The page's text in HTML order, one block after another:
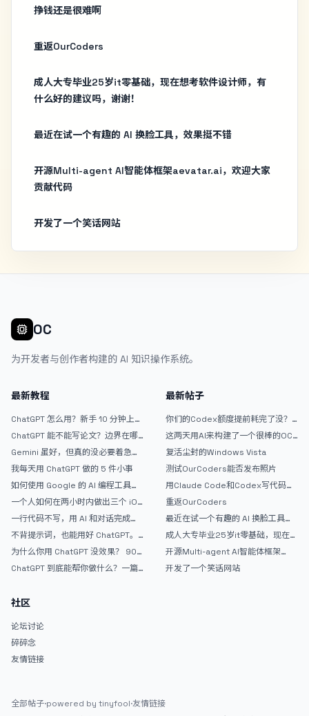
挣钱还是很难啊
重返OurCoders
成人大专毕业25岁it零基础，现在想考软件设计师，有
什么好的建议吗，谢谢！
最近在试一个有趣的 AI 换脸工具，效果挺不错
开源Multi-agent AI智能体框架aevatar.ai，欢迎大家
贡献代码
开发了一个笑话网站
OC
为开发者与创作者构建的 AI 知识操作系统。
最新教程
ChatGPT 怎么用？新手 10 分钟上手
ChatGPT 能不能写论文？边界在哪
Gemini 虽好，但真的没必要着急放
弃 ChatGPT
我每天用 ChatGPT 做的 5 件小事
如何使用 Google 的 AI 编程工具
AntiGravity：独立开发者的新时代
武器
一个人如何在两小时内做出三个 iOS
APP？｜AntiGravity + Gemini 3 实
战完整记录
一行代码不写，用 AI 和对话完成一
个完整网站：《图书天堂》实战记录
不背提示词，也能用好 ChatGPT。
一个万能提问模板
为什么你用 ChatGPT 没效果？ 90%
的人第一步就问错了
ChatGPT 到底能帮你做什么？一篇
最新帖子
你们的Codex额度提前耗完了没？
戒断反应如何？
这两天用AI来构建了一个很棒的OC
论坛精华区
复活尘封的Windows Vista
测试OurCoders能否发布照片
用Claude Code和Codex写代码真
的爽，但是App怎么挣钱还是很难啊
重返OurCoders
最近在试一个有趣的 AI 换脸工具，
效果挺不错
成人大专毕业25岁it零基础，现在想
考软件设计师，有什么好的建议吗，
谢谢！
开源Multi-agent AI智能体框架
aevatar.ai，欢迎大家贡献代码
开发了一个笑话网站
社区
论坛讨论
碎碎念
友情链接
全部帖子·powered by tinyfool·友情链接